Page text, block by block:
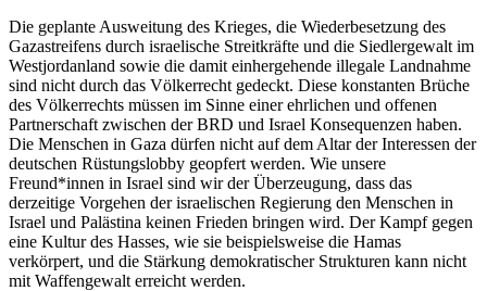
Die geplante Ausweitung des Krieges, die Wiederbesetzung des
Gazastreifens durch israelische Streitkräfte und die Siedlergewalt im
Westjordanland sowie die damit einhergehende illegale Landnahme
sind nicht durch das Völkerrecht gedeckt. Diese konstanten Brüche
des Völkerrechts müssen im Sinne einer ehrlichen und offenen
Partnerschaft zwischen der BRD und Israel Konsequenzen haben.
Die Menschen in Gaza dürfen nicht auf dem Altar der Interessen der
deutschen Rüstungslobby geopfert werden. Wie unsere
Freund*innen in Israel sind wir der Überzeugung, dass das
derzeitige Vorgehen der israelischen Regierung den Menschen in
Israel und Palästina keinen Frieden bringen wird. Der Kampf gegen
eine Kultur des Hasses, wie sie beispielsweise die Hamas
verkörpert, und die Stärkung demokratischer Strukturen kann nicht
mit Waffengewalt erreicht werden.